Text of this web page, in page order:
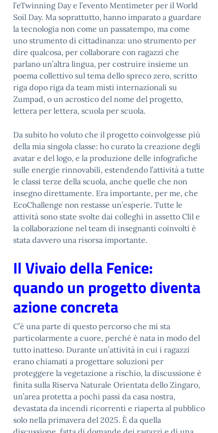
l’eTwinning Day e l’evento Mentimeter per il World
Soil Day. Ma soprattutto, hanno imparato a guardare
la tecnologia non come un passatempo, ma come
uno strumento di cittadinanza: uno strumento per
dire qualcosa, per collaborare con ragazzi che
parlano un’altra lingua, per costruire insieme un
poema collettivo sul tema dello spreco zero, scritto
riga dopo riga da team misti internazionali su
Zumpad, o un acrostico del nome del progetto,
lettera per lettera, scuola per scuola.
Da subito ho voluto che il progetto coinvolgesse più
della mia singola classe: ho curato la creazione degli
avatar e del logo, e la produzione delle infografiche
sulle energie rinnovabili, estendendo l’attività a tutte
le classi terze della scuola, anche quelle che non
insegno direttamente. Era importante, per me, che
EcoChallenge non restasse un’esperie. Tutte le
attività sono state svolte dai colleghi in assetto Clil e
la collaborazione nel team di insegnanti coinvolti è
stata davvero una risorsa importante.
Il Vivaio della Fenice:
quando un progetto diventa
azione concreta
C’è una parte di questo percorso che mi sta
particolarmente a cuore, perché è nata in modo del
tutto inatteso. Durante un’attività in cui i ragazzi
erano chiamati a progettare soluzioni per
proteggere la vegetazione a rischio, la discussione è
finita sulla Riserva Naturale Orientata dello Zingaro,
un’area protetta a pochi passi da casa nostra,
devastata da incendi ricorrenti e riaperta al pubblico
solo nella primavera del 2025. È da quella